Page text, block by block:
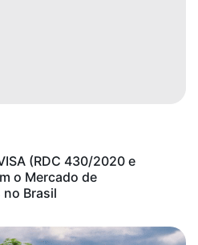
(RDC 430/2020 e
o Mercado de
Brasil